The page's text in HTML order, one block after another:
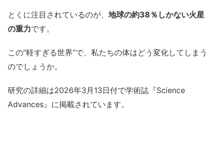
とくに注目されているのが、 地球の約38％しかない火星
の重力です。
この“軽すぎる世界”で、私たちの体はどう変化してしまう
のでしょうか。
研究の詳細は2026年3月13日付で学術誌『Science
Advances』に掲載されています。